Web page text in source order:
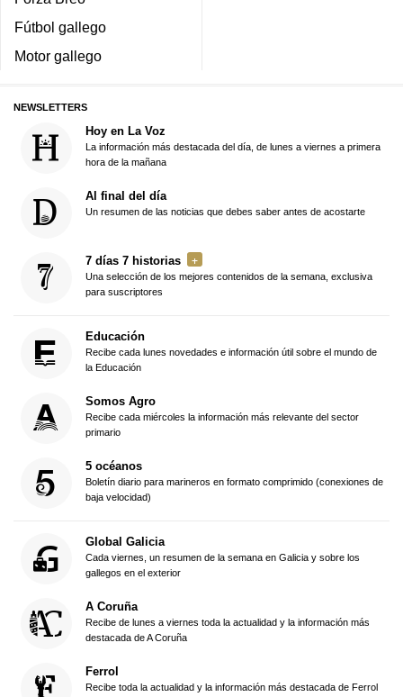
Fútbol gallego
Motor gallego
NEWSLETTERS
Hoy en La Voz
La información más destacada del día, de lunes a viernes a primera
hora de la mañana
Al final del día
Un resumen de las noticias que debes saber antes de acostarte
7 días 7 historias
Una selección de los mejores contenidos de la semana, exclusiva
para suscriptores
Educación
Recibe cada lunes novedades e información útil sobre el mundo de
la Educación
Somos Agro
Recibe cada miércoles la información más relevante del sector
primario
5 océanos
Boletín diario para marineros en formato comprimido (conexiones de
baja velocidad)
Global Galicia
Cada viernes, un resumen de la semana en Galicia y sobre los
gallegos en el exterior
A Coruña
Recibe de lunes a viernes toda la actualidad y la información más
destacada de A Coruña
Ferrol
Recibe toda la actualidad y la información más destacada de Ferrol